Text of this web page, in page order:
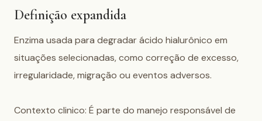
Definição expandida
Enzima usada para degradar ácido hialurônico em
situações selecionadas, como correção de excesso,
irregularidade, migração ou eventos adversos.
Contexto clinico: É parte do manejo responsável de